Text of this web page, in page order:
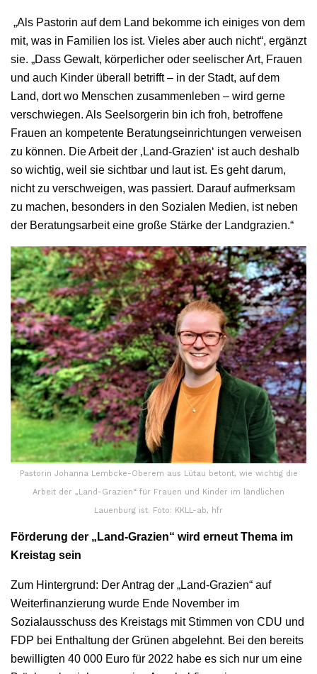
„Als Pastorin auf dem Land bekomme ich einiges von dem
mit, was in Familien los ist. Vieles aber auch nicht“, ergänzt
sie. „Dass Gewalt, körperlicher oder seelischer Art, Frauen
und auch Kinder überall betrifft – in der Stadt, auf dem
Land, dort wo Menschen zusammenleben – wird gerne
verschwiegen. Als Seelsorgerin bin ich froh, betroffene
Frauen an kompetente Beratungseinrichtungen verweisen
zu können. Die Arbeit der ‚Land-Grazien‘ ist auch deshalb
so wichtig, weil sie sichtbar und laut ist. Es geht darum,
nicht zu verschweigen, was passiert. Darauf aufmerksam
zu machen, besonders in den Sozialen Medien, ist neben
der Beratungsarbeit eine große Stärke der Landgrazien.“
Pastorin Johanna Lembcke-Oberem aus Lütau betont, wie wichtig die
Arbeit der „Land-Grazien“ für Frauen und Kinder im ländlichen
Lauenburg ist. Foto: KKLL-ab, hfr
Förderung der „Land-Grazien“ wird erneut Thema im
Kreistag sein
Zum Hintergrund: Der Antrag der „Land-Grazien“ auf
Weiterfinanzierung wurde Ende November im
Sozialausschuss des Kreistags mit Stimmen von CDU und
FDP bei Enthaltung der Grünen abgelehnt. Bei den bereits
bewilligten 40 000 Euro für 2022 habe es sich nur um eine